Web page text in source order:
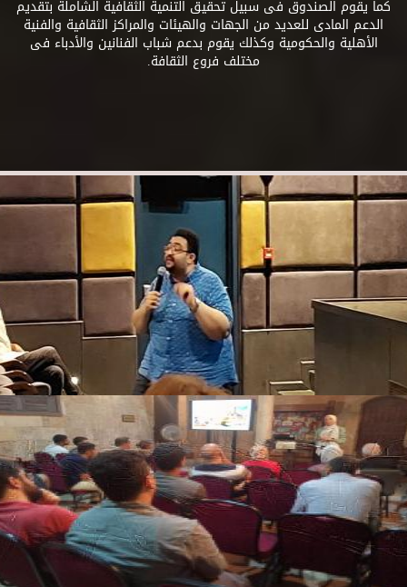
كما يقوم الصندوق فى سبيل تحقيق التنمية الثقافية الشاملة بتقديم
الدعم المادى للعديد من الجهات والهيئات والمراكز الثقافية والفنية
الأهلية والحكومية وكذلك يقوم بدعم شباب الفنانين والأدباء فى
مختلف فروع الثقافة.